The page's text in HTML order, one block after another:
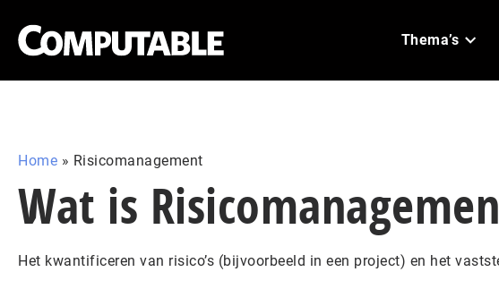
Thema’s
Home » Risicomanagement
Wat is
Het kwantificeren van risico’s (bijvoorbeeld in een project) en het